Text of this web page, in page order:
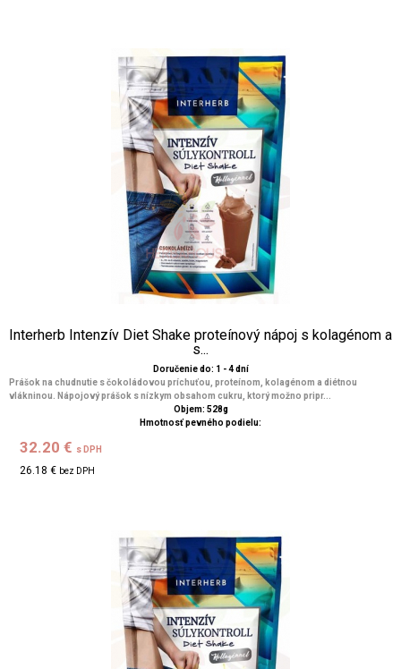
Interherb Intenzív Diet Shake proteínový nápoj s kolagénom a
s...
Doručenie do: 1 - 4 dní
Prášok na chudnutie s čokoládovou príchuťou, proteínom, kolagénom a diétnou
vlákninou. Nápojový prášok s nízkym obsahom cukru, ktorý možno pripr...
Objem: 528g
Hmotnosť pevného podielu:
32.20 € s DPH
26.18 € bez DPH